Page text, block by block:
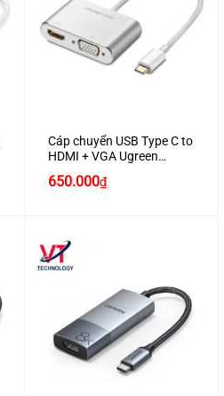
Cáp chuyển USB Type C to
HDMI + VGA Ugreen
650.000₫